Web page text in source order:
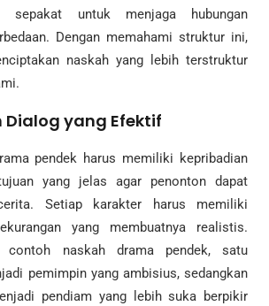
sepakat untuk menjaga hubungan
Dengan memahami struktur ini,
naskah yang lebih terstruktur
yang Efektif
pendek harus memiliki kepribadian
yang jelas agar penonton dapat
Setiap karakter harus memiliki
yang membuatnya realistis.
contoh naskah drama pendek, satu
pemimpin yang ambisius, sedangkan
pendiam yang lebih suka berpikir